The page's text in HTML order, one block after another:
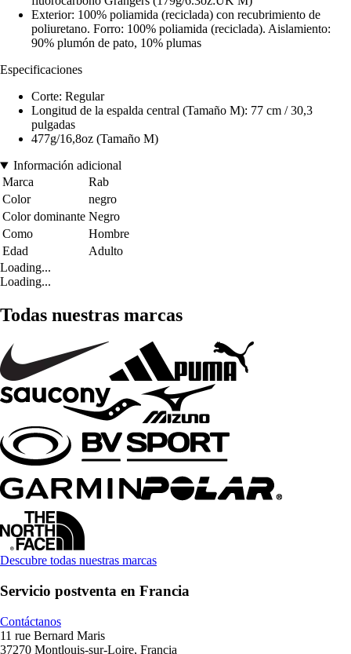
Exterior: 100% poliamida (reciclada) con recubrimiento de
poliuretano. Forro: 100% poliamida (reciclada). Aislamiento:
90% plumón de pato, 10% plumas
Especificaciones
Corte: Regular
Longitud de la espalda central (Tamaño M): 77 cm / 30,3
pulgadas
477g/16,8oz (Tamaño M)
Información adicional
Marca
Rab
Color
negro
Color dominante Negro
Como
Hombre
Edad
Adulto
Loading...
Loading...
Todas nuestras marcas
Descubre todas nuestras marcas
Servicio postventa en Francia
Contáctanos
11 rue Bernard Maris
37270 Montlouis-sur-Loire, Francia